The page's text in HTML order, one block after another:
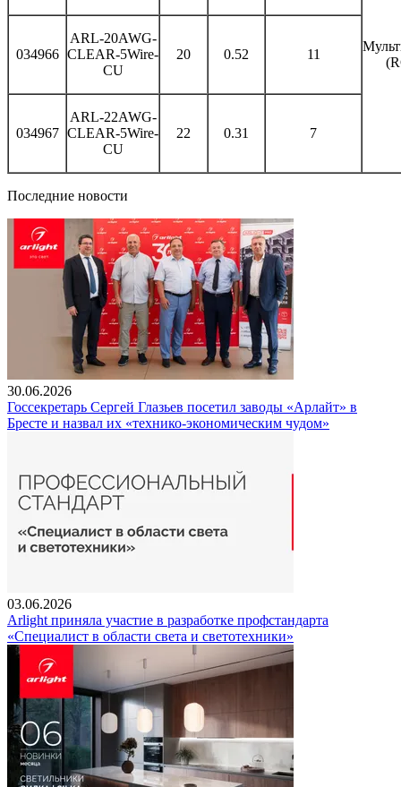
034966
ARL-20AWG-
CLEAR-5Wire-
CU
20 0.52 11
034967
ARL-22AWG-
CLEAR-5Wire-
CU
22 0.31 7
Последние новости
30.06.2026
Госсекретарь Сергей Глазьев посетил заводы «Арлайт» в
Бресте и назвал их «технико-экономическим чудом»
03.06.2026
Arlight приняла участие в разработке профстандарта
«Специалист в области света и светотехники»